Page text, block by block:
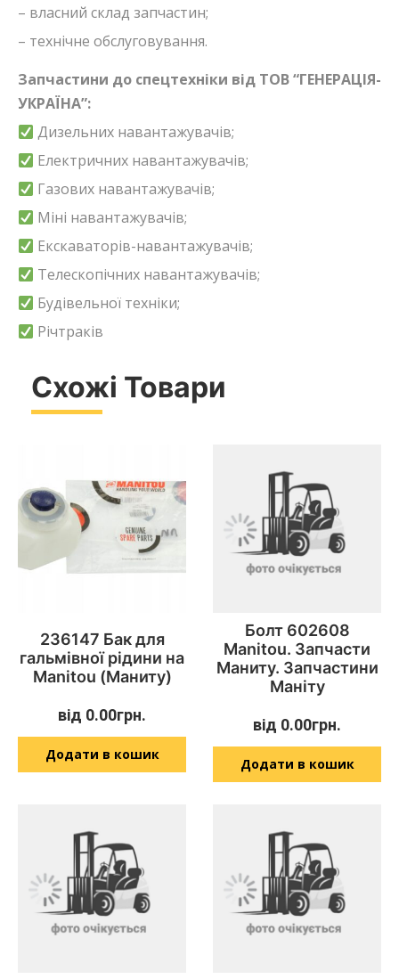
– власний склад запчастин;
– технічне обслуговування.
Запчастини до спецтехніки від ТОВ “ГЕНЕРАЦІЯ-
УКРАЇНА”:
Дизельних навантажувачів;
Електричних навантажувачів;
Газових навантажувачів;
Міні навантажувачів;
Екскаваторів-навантажувачів;
Телескопічних навантажувачів;
Будівельної техніки;
Річтраків
Схожі Товари
236147 Бак для
гальмівної рідини на
Manitou (Маниту)
від 0.00грн.
Додати в кошик
Болт 602608
Manitou. Запчасти
Маниту. Запчастини
Маніту
від 0.00грн.
Додати в кошик